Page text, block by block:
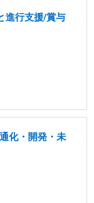
進行支援/賞与
化・開発・未